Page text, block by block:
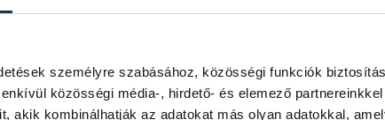
személyre szabásához, közösségi funkciók
közösségi média-, hirdető- és elemező
akik kombinálhatják az adatokat más olyan adatokkal,
során, a fosszilis alapanyaggal együtt
fel a bioalapanyagot. A MOL és a Pannon
által kifejlesztett co-processing eljárás